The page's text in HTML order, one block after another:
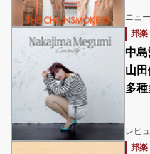
ニュ
邦楽
中
山
多
レビ
邦楽